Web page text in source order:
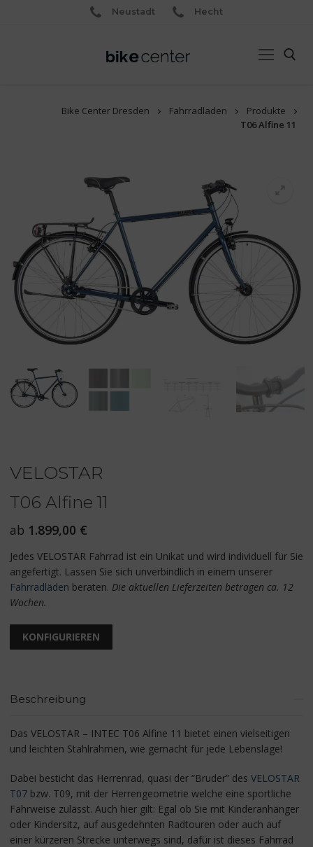
Neustadt Hecht
Bike Center Dresden Fahrradladen
Produkte
T06 Alfine 11
VELOSTAR
T06 Alfine 11
ab 1.899,00 €
Jedes VELOSTAR Fahrrad ist ein Unikat und wird individuell für Sie
angefertigt. Lassen Sie sich unverbindlich in einem unserer
Fahrradläden beraten. Die aktuellen Lieferzeiten betragen ca. 12
Wochen.
KONFIGURIEREN
Beschreibung
Das VELOSTAR – INTEC T06 Alfine 11 bietet einen vielseitigen
und leichten Stahlrahmen, wie gemacht für jede Lebenslage!
Dabei besticht das Herrenrad, quasi der “Bruder” des VELOSTAR
T07 bzw. T09, mit der Herrengeometrie welche eine sportliche
Fahrweise zulässt. Auch hier gilt: Egal ob Sie mit Kinderanhänger
oder Kindersitz, auf ausgedehnten Radtouren oder auch auf
einer kürzeren Strecke unterwegs sind, dafür ist dieses Fahrrad